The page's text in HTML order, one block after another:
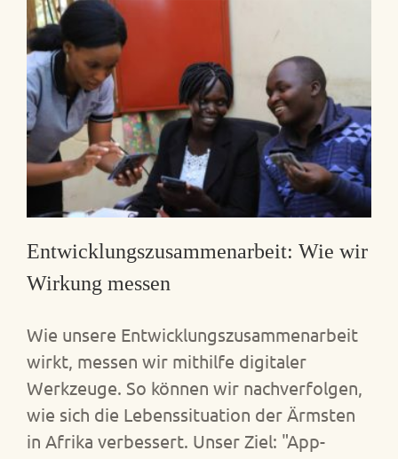
Entwicklungszusammenarbeit: Wie wir
Wirkung messen
Wie unsere Entwicklungszusammenarbeit
wirkt, messen wir mithilfe digitaler
Werkzeuge. So können wir nachverfolgen,
wie sich die Lebenssituation der Ärmsten
in Afrika verbessert. Unser Ziel: "App-